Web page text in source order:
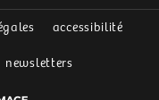
accessibilité
newsletters